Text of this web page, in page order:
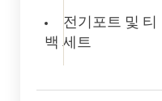
전기포트 및 티
백 세트